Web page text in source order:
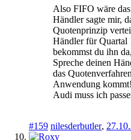
Also FIFO wäre
Händler sagte mir,
Quotenprinzip
Händler für Quartal
bekommst du ihn
Spreche deinen
das
Anwendung
Audi muss ich
#159 nilesderbutler,